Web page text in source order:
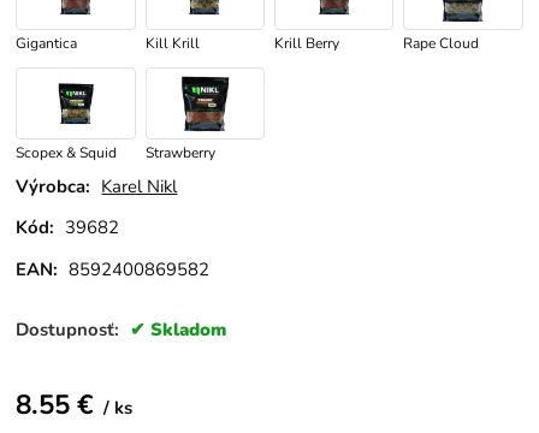
Gigantica Kill Krill Krill Berry Rape Cloud
Scopex & Squid Strawberry
Výrobca: Karel Nikl
Kód: 39682
EAN: 8592400869582
Dostupnosť: Skladom
8.55€ ks